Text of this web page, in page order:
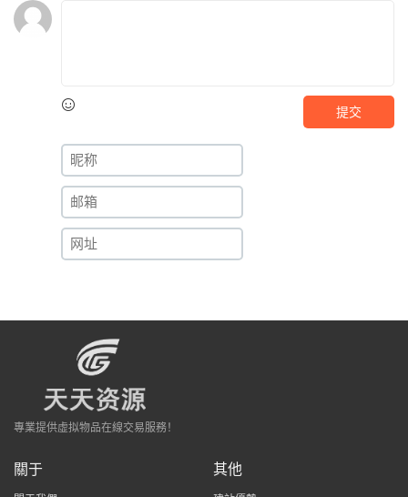
提交
專業提供虛拟物品在線交易服務！
關于 其他